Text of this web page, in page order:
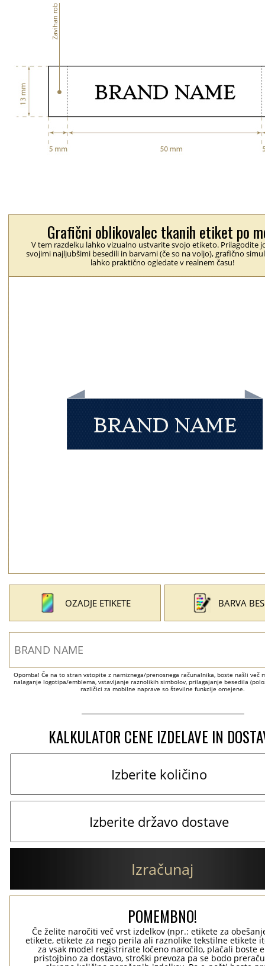
Zavihan rob
Grafični oblikovalec tkanih etiket po
V tem razdelku lahko vizualno ustvarite svojo etiketo. Prilagodite
svojimi najljubšimi besedili in barvami (če so na voljo), grafično
lahko praktično ogledate v realnem času!
OZADJE ETIKETE BARVA
Opomba! Če na to stran vstopite z namiznega/prenosnega računalnika, boste našli več
nalaganje logotipa/emblema, vstavljanje raznolikih simbolov, prilagajanje besedila
različici za mobilne naprave so številne funkcije omejene.
KALKULATOR CENE IZDELAVE IN
Izračunaj
POMEMBNO!
Če želite naročiti več vrst izdelkov (npr.: etikete za
etikete, etikete za nego perila ali raznolike tekstilne etikete
za vsak model registrirate ločeno naročilo, plačali boste
pristojbino za dostavo, stroški prevoza pa se bodo